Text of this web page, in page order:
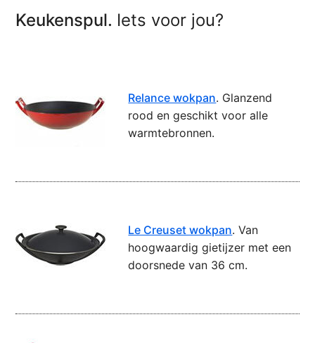
Keukenspul. Iets voor jou?
Relance wokpan. Glanzend
rood en geschikt voor alle
warmtebronnen.
Le Creuset wokpan. Van
hoogwaardig gietijzer met een
doorsnede van 36 cm.